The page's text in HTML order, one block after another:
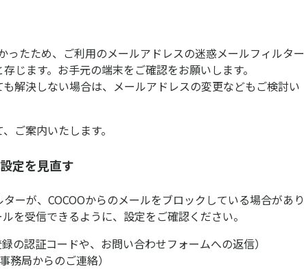
ったため、ご利用のメールアドレスの迷惑メールフィルター
じます。お手元の端末をご確認をお願いします。
解決しない場合は、メールアドレスの変更などもご検討い
ご案内いたします。
定を見直す
ーが、COCOOからのメールをブロックしている場合があり
を受信できるように、設定をご確認ください。
の認証コードや、お問い合わせフォームへの返信）
務局からのご連絡）